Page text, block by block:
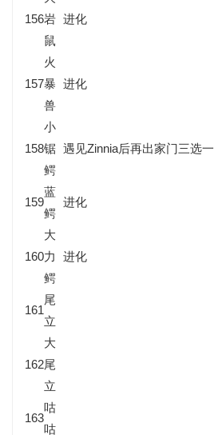
156岩
鼠
进化
157
火
暴
兽
进化
158
小
锯
鳄
遇见Zinnia后再出家门三选一
159
蓝
鳄
进化
160
大
力
鳄
进化
161
尾
立
162
大
尾
立
163
咕
咕